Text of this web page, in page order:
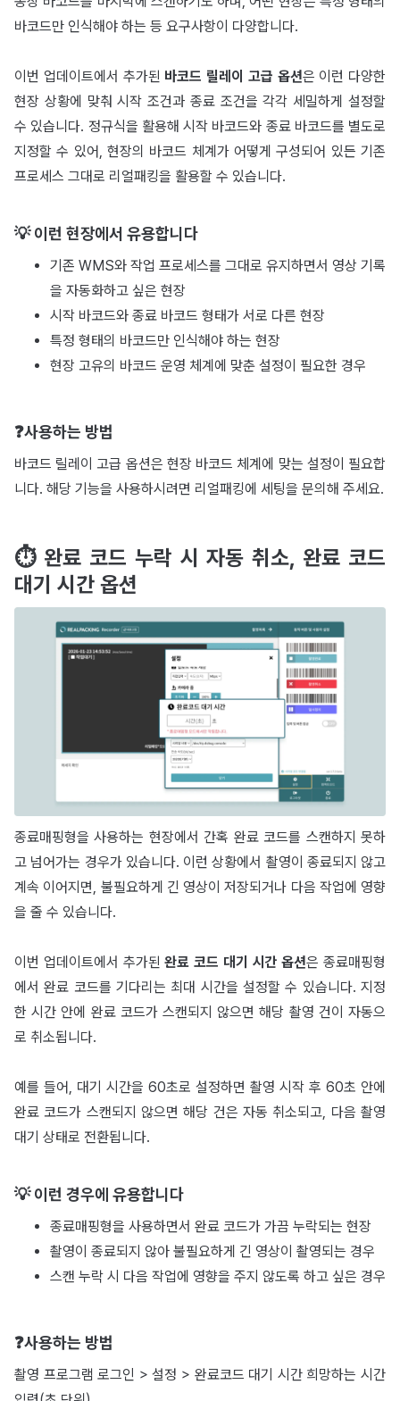
바코드만 인식해야 하는 등 요구사항이 다양합니다.
이번 업데이트에서 추가된 바코드 릴레이 고급 옵션은 이런 다양한
현장 상황에 맞춰 시작 조건과 종료 조건을 각각 세밀하게 설정할
수 있습니다. 정규식을 활용해 시작 바코드와 종료 바코드를 별도로
지정할 수 있어, 현장의 바코드 체계가 어떻게 구성되어 있든 기존
프로세스 그대로 리얼패킹을 활용할 수 있습니다.
💡 이런 현장에서 유용합니다
기존 WMS와 작업 프로세스를 그대로 유지하면서 영상 기록
을 자동화하고 싶은 현장
시작 바코드와 종료 바코드 형태가 서로 다른 현장
특정 형태의 바코드만 인식해야 하는 현장
현장 고유의 바코드 운영 체계에 맞춘 설정이 필요한 경우
❓사용하는 방법
바코드 릴레이 고급 옵션은 현장 바코드 체계에 맞는 설정이 필요합
니다. 해당 기능을 사용하시려면 리얼패킹에 세팅을 문의해 주세요.
⏱️ 완료 코드 누락 시 자동 취소, 완료 코드
대기 시간 옵션
종료매핑형을 사용하는 현장에서 간혹 완료 코드를 스캔하지 못하
고 넘어가는 경우가 있습니다. 이런 상황에서 촬영이 종료되지 않고
계속 이어지면, 불필요하게 긴 영상이 저장되거나 다음 작업에 영향
을 줄 수 있습니다.
이번 업데이트에서 추가된완료 코드 대기 시간 옵션은 종료매핑형
에서 완료 코드를 기다리는 최대 시간을 설정할 수 있습니다. 지정
한 시간 안에 완료 코드가 스캔되지 않으면 해당 촬영 건이 자동으
로 취소됩니다.
예를 들어, 대기 시간을 60초로 설정하면 촬영 시작 후 60초 안에
완료 코드가 스캔되지 않으면 해당 건은 자동 취소되고, 다음 촬영
대기 상태로 전환됩니다.
💡 이런 경우에 유용합니다
종료매핑형을 사용하면서 완료 코드가 가끔 누락되는 현장
촬영이 종료되지 않아 불필요하게 긴 영상이 촬영되는 경우
스캔 누락 시 다음 작업에 영향을 주지 않도록 하고 싶은 경우
❓사용하는 방법
촬영 프로그램 로그인 > 설정 > 완료코드 대기 시간 희망하는 시간